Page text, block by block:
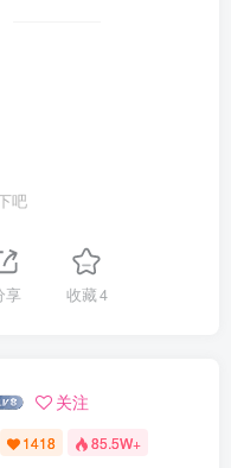
吧
享 收藏4
关注
1418 85.5W+